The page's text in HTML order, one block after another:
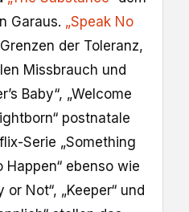
Garaus. „Speak No
der Toleranz,
Missbrauch und
Baby“, „Welcome
postnatale
Serie „Something
Happen“ ebenso wie
Not“, „Keeper“ und